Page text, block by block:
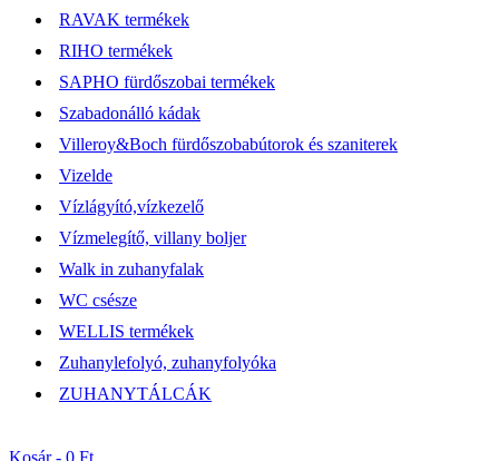
RAVAK termékek
RIHO termékek
SAPHO fürdőszobai termékek
Szabadonálló kádak
Villeroy&Boch fürdőszobabútorok és szaniterek
Vizelde
Vízlágyító,vízkezelő
Vízmelegítő, villany boljer
Walk in zuhanyfalak
WC csésze
WELLIS termékek
Zuhanylefolyó, zuhanyfolyóka
ZUHANYTÁLCÁK